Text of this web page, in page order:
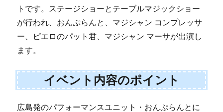
トです。ステージショーとテーブルマジックショー
が行われ、おんぷらんと、マジシャン コンプレッサ
ー、ピエロのパット君、マジシャン マーサが出演し
ます。
イベント内容のポイント
広島発のパフォーマンスユニット・おんぷらんとに